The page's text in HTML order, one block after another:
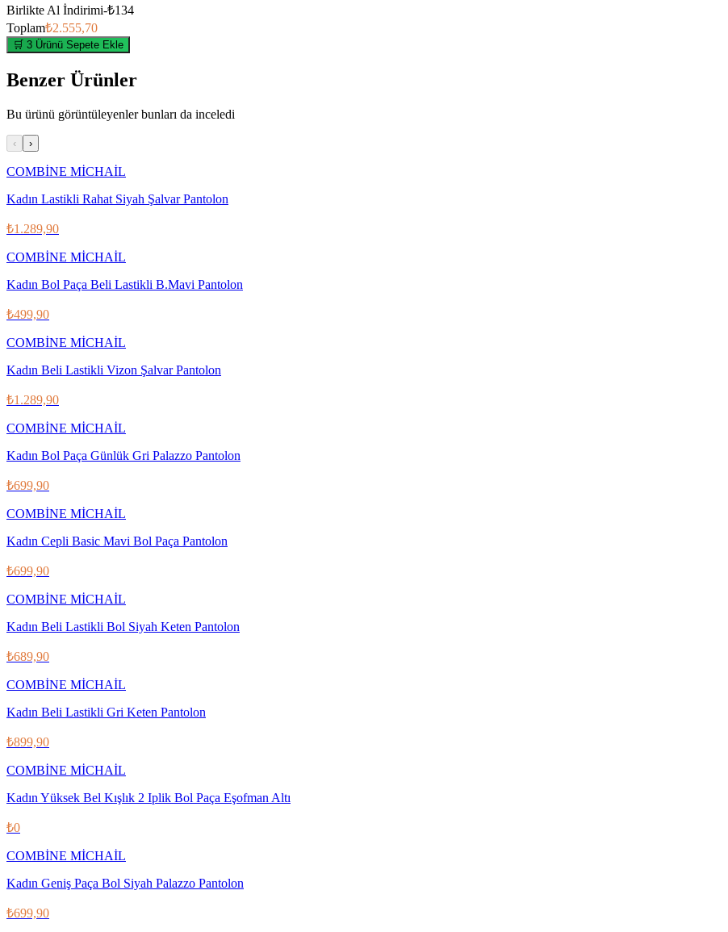
Birlikte Al İndirimi-₺134
Toplam₺2.555,70
🛒 3 Ürünü Sepete Ekle
Benzer Ürünler
Bu ürünü görüntüleyenler bunları da inceledi
‹ ›
COMBİNE MİCHAİL
Kadın Lastikli Rahat Siyah Şalvar Pantolon
₺1.289,90
COMBİNE MİCHAİL
Kadın Bol Paça Beli Lastikli B.Mavi Pantolon
₺499,90
COMBİNE MİCHAİL
Kadın Beli Lastikli Vizon Şalvar Pantolon
₺1.289,90
COMBİNE MİCHAİL
Kadın Bol Paça Günlük Gri Palazzo Pantolon
₺699,90
COMBİNE MİCHAİL
Kadın Cepli Basic Mavi Bol Paça Pantolon
₺699,90
COMBİNE MİCHAİL
Kadın Beli Lastikli Bol Siyah Keten Pantolon
₺689,90
COMBİNE MİCHAİL
Kadın Beli Lastikli Gri Keten Pantolon
₺899,90
COMBİNE MİCHAİL
Kadın Yüksek Bel Kışlık 2 Iplik Bol Paça Eşofman Altı
₺0
COMBİNE MİCHAİL
Kadın Geniş Paça Bol Siyah Palazzo Pantolon
₺699,90